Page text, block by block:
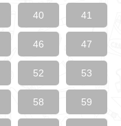
40 41
46 47
52 53
58 59